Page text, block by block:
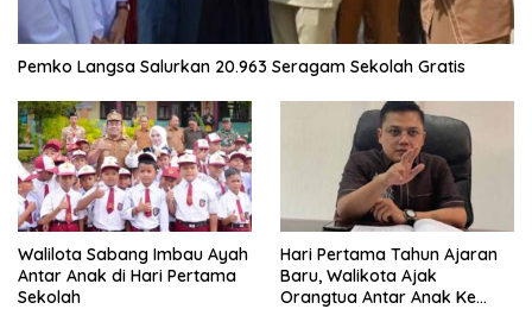
Pemko Langsa Salurkan 20.963 Seragam Sekolah Gratis
Walilota Sabang Imbau Ayah
Antar Anak di Hari Pertama
Sekolah
Hari Pertama Tahun Ajaran
Baru, Walikota Ajak
Orangtua Antar Anak Ke